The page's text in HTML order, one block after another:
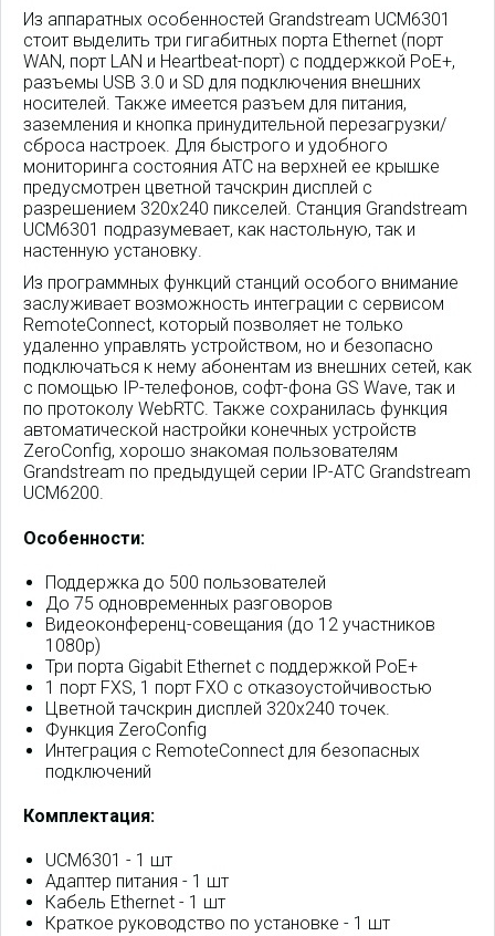
Из аппаратных особенностей Grandstream UCM6301
стоит выделить три гигабитных порта Ethernet (порт
WAN, порт LAN и Heartbeat-порт) с поддержкой PoE+,
разъемы USB 3.0 и SD для подключения внешних
носителей. Также имеется разъем для питания,
заземления и кнопка принудительной перезагрузки/
сброса настроек. Для быстрого и удобного
мониторинга состояния АТС на верхней ее крышке
предусмотрен цветной тачскрин дисплей с
разрешением 320x240 пикселей. Станция Grandstream
UCM6301 подразумевает, как настольную, так и
настенную установку.
Из программных функций станций особого внимание
заслуживает возможность интеграции с сервисом
RemoteConnect, который позволяет не только
удаленно управлять устройством, но и безопасно
подключаться к нему абонентам из внешних сетей, как
с помощью IP-телефонов, софт-фона GS Wave, так и
по протоколу WebRTC. Также сохранилась функция
автоматической настройки конечных устройств
ZeroConfig, хорошо знакомая пользователям
Grandstream по предыдущей серии IP-АТС Grandstream
UCM6200.
Особенности:
Поддержка до 500 пользователей
До 75 одновременных разговоров
Видеоконференц-совещания (до 12 участников
1080p)
Три порта Gigabit Ethernet с поддержкой PoE+
1 порт FXS, 1 порт FXO с отказоустойчивостью
Цветной тачскрин дисплей 320x240 точек.
Функция ZeroConfig
Интеграция c RemoteConnect для безопасных
подключений
Комплектация:
UCM6301 - 1 шт
Адаптер питания - 1 шт
Кабель Ethernet - 1 шт
Краткое руководство по установке - 1 шт